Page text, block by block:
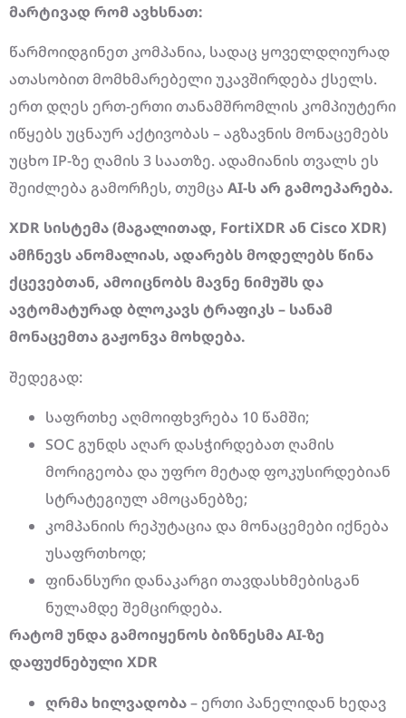
მარტივად რომ ავხსნათ:
წარმოიდგინეთ კომპანია, სადაც ყოველდღიურად
ათასობით მომხმარებელი უკავშირდება ქსელს.
ერთ დღეს ერთ-ერთი თანამშრომლის კომპიუტერი
იწყებს უცნაურ აქტივობას – აგზავნის მონაცემებს
უცხო IP-ზე ღამის 3 საათზე. ადამიანის თვალს ეს
შეიძლება გამორჩეს, თუმცა AI-ს არ გამოეპარება.
XDR სისტემა (მაგალითად, FortiXDR ან Cisco XDR)
ამჩნევს ანომალიას, ადარებს მოდელებს წინა
ქცევებთან, ამოიცნობს მავნე ნიმუშს და
ავტომატურად ბლოკავს ტრაფიკს – სანამ
მონაცემთა გაჟონვა მოხდება.
შედეგად:
საფრთხე აღმოიფხვრება 10 წამში;
SOC გუნდს აღარ დასჭირდებათ ღამის
მორიგეობა და უფრო მეტად ფოკუსირდებიან
სტრატეგიულ ამოცანებზე;
კომპანიის რეპუტაცია და მონაცემები იქნება
უსაფრთხოდ;
ფინანსური დანაკარგი თავდასხმებისგან
ნულამდე შემცირდება.
რატომ უნდა გამოიყენოს ბიზნესმა AI-ზე
დაფუძნებული XDR
ღრმა ხილვადობა– ერთი პანელიდან ხედავ